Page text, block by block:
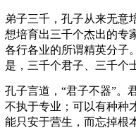
弟子三千，孔子从来无意
想培育出三千个杰出的专
各行各业的所谓精英分子
是，三千个君子、三千个
孔子言道，“君子不器”。
不执于专业；可以有种种
能只安于营生，而忘掉根